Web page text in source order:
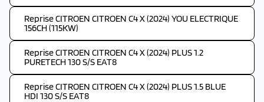
Reprise CITROEN CITROEN C4 X (2024) YOU ELECTRIQUE
156CH (115KW)
Reprise CITROEN CITROEN C4 X (2024) PLUS 1.2
PURETECH 130 S/S EAT8
Reprise CITROEN CITROEN C4 X (2024) PLUS 1.5 BLUE
HDI 130 S/S EAT8